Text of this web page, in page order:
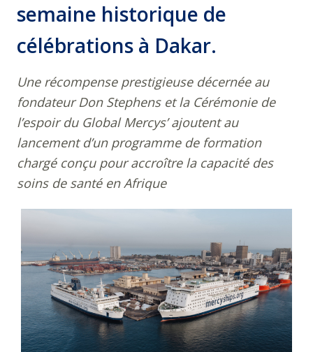
semaine historique de
célébrations à Dakar.
Une récompense prestigieuse décernée au
fondateur Don Stephens et la Cérémonie de
l’espoir du Global Mercys’ ajoutent au
lancement d’un programme de formation
chargé conçu pour accroître la capacité des
soins de santé en Afrique